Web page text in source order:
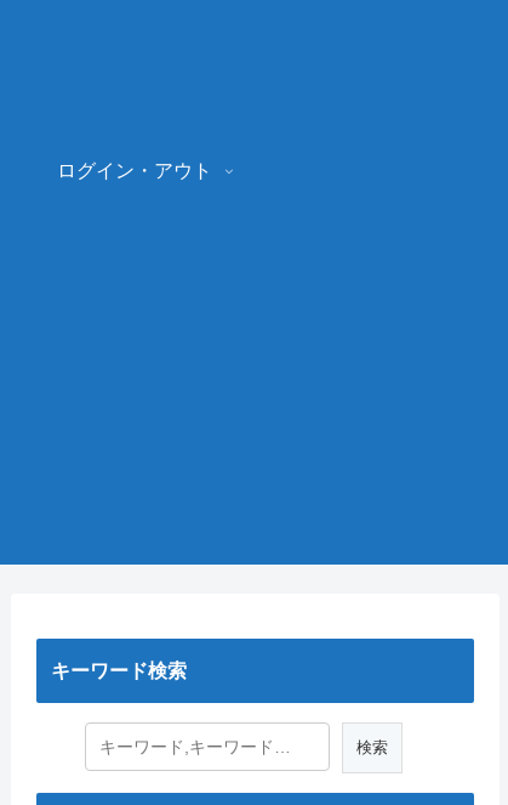
ログイン・アウト
キーワード検索